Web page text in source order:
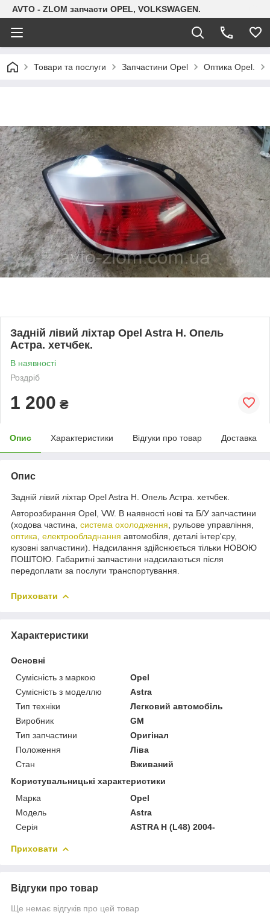
AVTO - ZLOM запчасти OPEL, VOLKSWAGEN.
Товари та послуги Запчастини Opel Оптика Opel.
Задній лівий ліхтар Opel Astra H. Опель
Астра. хетчбек.
В наявності
Роздріб
1 200 ₴
Опис Характеристики Відгуки про товар Доставка
Опис
Задній лівий ліхтар Opel Astra H. Опель Астра. хетчбек.
Авторозбирання Opel, VW. В наявності нові та Б/У запчастини
(ходова частина, система охолодження , рульове управління,
оптика електрообладнання автомобіля, деталі інтер'єру,
кузовні запчастини). Надсилання здійснюється тільки НОВОЮ
ПОШТОЮ. Габаритні запчастини надсилаються після
передоплати за послуги транспортування.
Приховати
Характеристики
Основні
Сумісність з маркою
Opel
Сумісність з моделлю
Astra
Тип техніки
Легковий автомобіль
Виробник
GM
Тип запчастини
Оригінал
Положення
Ліва
Стан
Вживаний
Користувальницькі характеристики
Марка
Opel
Модель
Astra
Серія
ASTRA H (L48) 2004-
Приховати
Відгуки про товар
Ще немає відгуків про цей товар